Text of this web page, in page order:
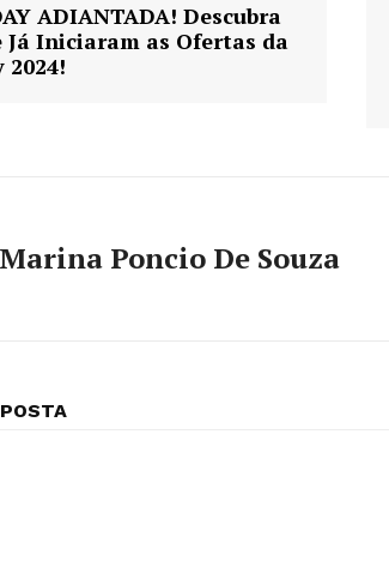
ADIANTADA! Descubra
Já Iniciaram as Ofertas da
2024!
Marina Poncio De Souza